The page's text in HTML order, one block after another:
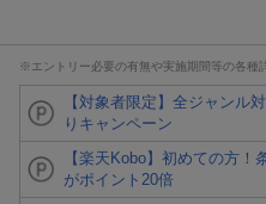
※エントリー必要の有無や実施期間等の各種
【対象者限定】全ジャンル
りキャンペーン
【楽天Kobo】初めての方
がポイント20倍